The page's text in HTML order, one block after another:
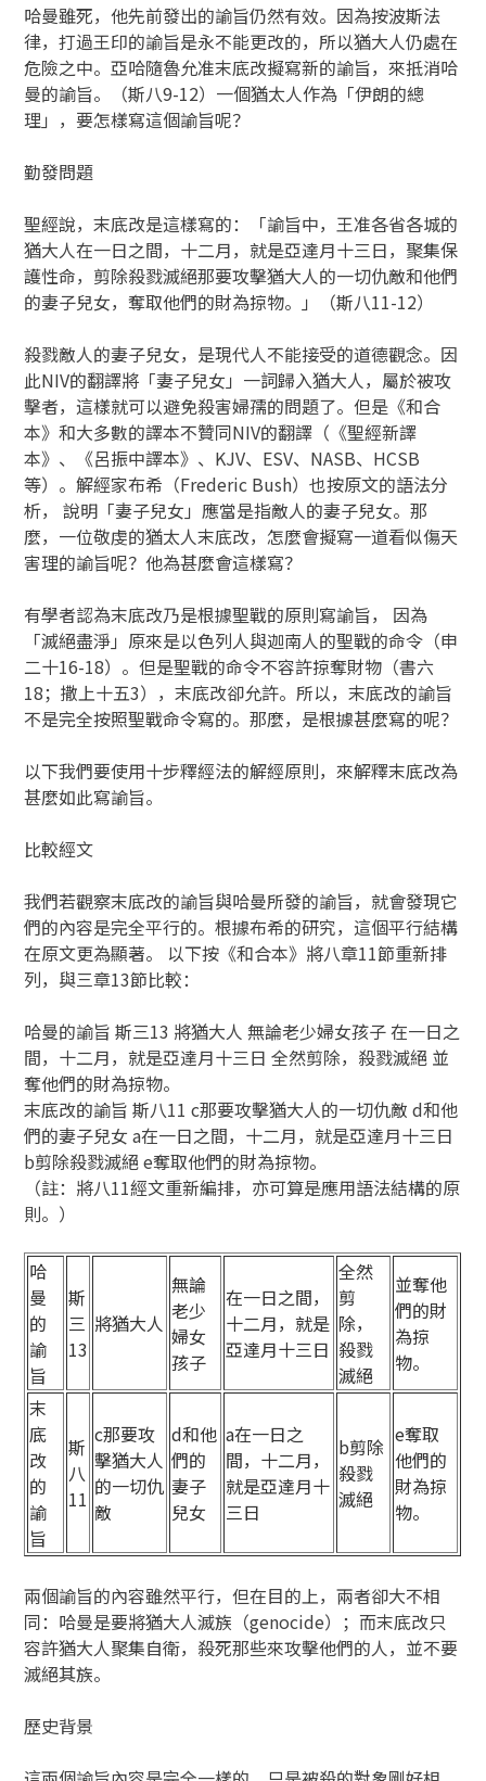
哈曼雖死，他先前發出的諭旨仍然有效。因為按波斯法
律，打過王印的諭旨是永不能更改的，所以猶大人仍處在
危險之中。亞哈隨魯允准末底改擬寫新的諭旨，來抵消哈
曼的諭旨。（斯八9-12）一個猶太人作為「伊朗的總
理」，要怎樣寫這個諭旨呢？
勤發問題
聖經說，末底改是這樣寫的：「諭旨中，王准各省各城的
猶大人在一日之間，十二月，就是亞達月十三日，聚集保
護性命，剪除殺戮滅絕那要攻擊猶大人的一切仇敵和他們
的妻子兒女，奪取他們的財為掠物。」（斯八11-12）
殺戮敵人的妻子兒女，是現代人不能接受的道德觀念。因
此NIV的翻譯將「妻子兒女」一詞歸入猶大人，屬於被攻
擊者，這樣就可以避免殺害婦孺的問題了。但是《和合
本》和大多數的譯本不贊同NIV的翻譯（《聖經新譯
本》、《呂振中譯本》、KJV、ESV、NASB、HCSB
等）。解經家布希（Frederic Bush）也按原文的語法分
析， 說明「妻子兒女」應當是指敵人的妻子兒女。那
麼，一位敬虔的猶太人末底改，怎麼會擬寫一道看似傷天
害理的諭旨呢？他為甚麼會這樣寫？
有學者認為末底改乃是根據聖戰的原則寫諭旨， 因為
「滅絕盡淨」原來是以色列人與迦南人的聖戰的命令（申
二十16-18）。但是聖戰的命令不容許掠奪財物（書六
18；撒上十五3），末底改卻允許。所以，末底改的諭旨
不是完全按照聖戰命令寫的。那麼，是根據甚麼寫的呢？
以下我們要使用十步釋經法的解經原則，來解釋末底改為
甚麼如此寫諭旨。
比較經文
我們若觀察末底改的諭旨與哈曼所發的諭旨，就會發現它
們的內容是完全平行的。根據布希的研究，這個平行結構
在原文更為顯著。 以下按《和合本》將八章11節重新排
列，與三章13節比較：
哈曼的諭旨 斯三13 將猶大人 無論老少婦女孩子 在一日之
間，十二月，就是亞達月十三日 全然剪除，殺戮滅絕 並
奪他們的財為掠物。
末底改的諭旨 斯八11 c那要攻擊猶大人的一切仇敵 d和他
們的妻子兒女 a在一日之間，十二月，就是亞達月十三日
b剪除殺戮滅絕 e奪取他們的財為掠物。
（註：將八11經文重新編排，亦可算是應用語法結構的原
則。）
哈
曼
的
諭
旨
斯
三
13
將猶大人
無論
老少
婦女
孩子
在一日之間，
十二月，就是
亞達月十三日
全然
剪
除，
殺戮
滅絕
並奪他
們的財
為掠
物。
末
底
改
的
諭
旨
斯
八
11
c那要攻
擊猶大人
的一切仇
敵
d和他
們的
妻子
兒女
a在一日之
間，十二月，
就是亞達月十
三日
b剪除
殺戮
滅絕
e奪取
他們的
財為掠
物。
兩個諭旨的內容雖然平行，但在目的上，兩者卻大不相
同：哈曼是要將猶大人滅族（genocide）；而末底改只
容許猶大人聚集自衛，殺死那些來攻擊他們的人，並不要
滅絕其族。
歷史背景